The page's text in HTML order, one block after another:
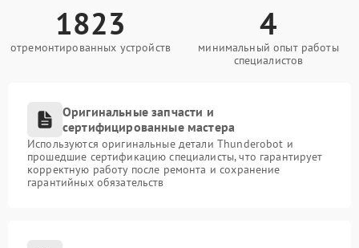
1823
отремонтированных устройств
4
минимальный опыт работы
специалистов
Оригинальные запчасти и
сертифицированные мастера
Используются оригинальные детали Thunderobot и
прошедшие сертификацию специалисты, что гарантирует
корректную работу после ремонта и сохранение
гарантийных обязательств